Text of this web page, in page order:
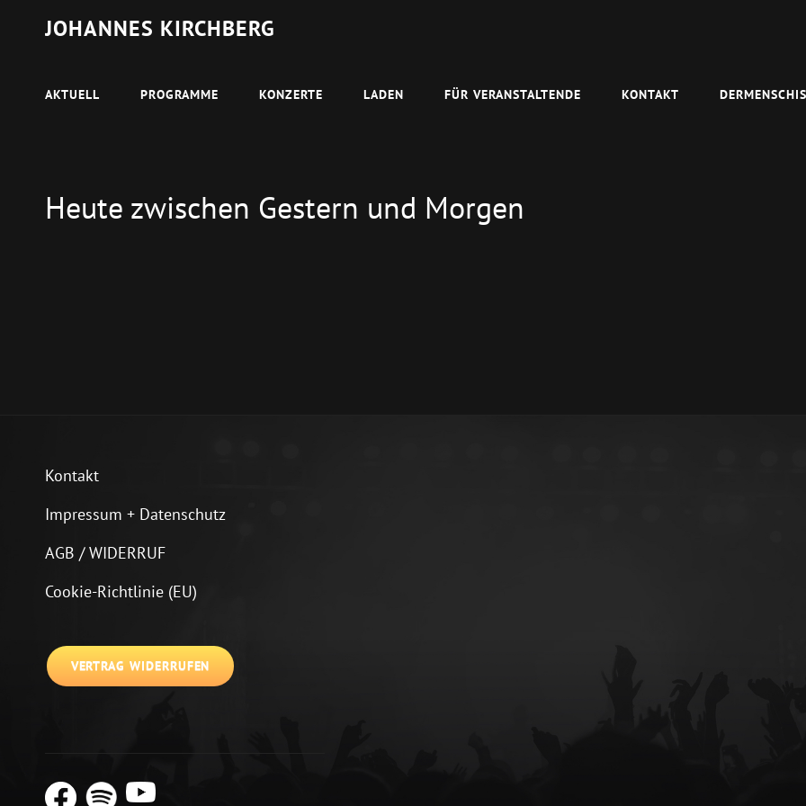
JOHANNES KIRCHBERG
AKTUELL PROGRAMME KONZERTE LADEN FÜR VERANSTALTENDE KONTAKT
Heute zwischen Gestern und Morgen
Kontakt
Impressum + Datenschutz
AGB / WIDERRUF
Cookie-Richtlinie (EU)
VERTRAG WIDERRUFEN